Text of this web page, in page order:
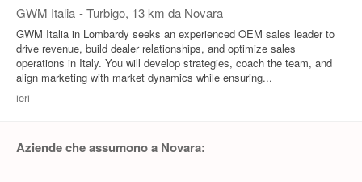
GWM Italia - Turbigo, 13 km da Novara
GWM Italia in Lombardy seeks an experienced OEM sales leader to
drive revenue, build dealer relationships, and optimize sales
operations in Italy. You will develop strategies, coach the team, and
align marketing with market dynamics while ensuring...
ieri
Aziende che assumono a Novara: